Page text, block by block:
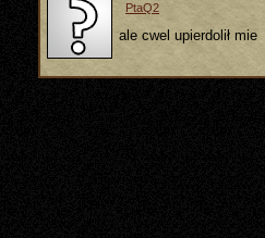
PtaQ2
ale cwel upierdolił mie